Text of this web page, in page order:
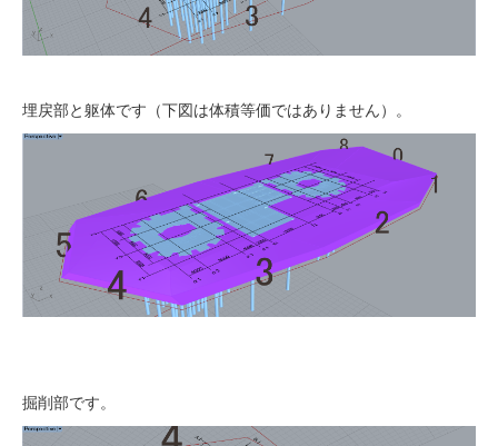
埋戻部と躯体です（下図は体積等価ではありません）。
掘削部です。